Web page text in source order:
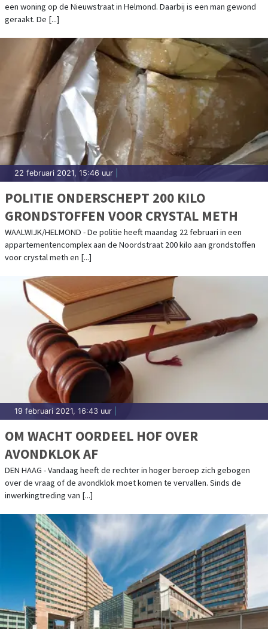
een woning op de Nieuwstraat in Helmond. Daarbij is een man gewond
geraakt. De [...]
22 februari 2021, 15:46 uur
POLITIE ONDERSCHEPT 200 KILO
GRONDSTOFFEN VOOR CRYSTAL METH
WAALWIJK/HELMOND - De politie heeft maandag 22 februari in een
appartementencomplex aan de Noordstraat 200 kilo aan grondstoffen
voor crystal meth en [...]
19 februari 2021, 16:43 uur
OM WACHT OORDEEL HOF OVER
AVONDKLOK AF
DEN HAAG - Vandaag heeft de rechter in hoger beroep zich gebogen
over de vraag of de avondklok moet komen te vervallen. Sinds de
inwerkingtreding van [...]